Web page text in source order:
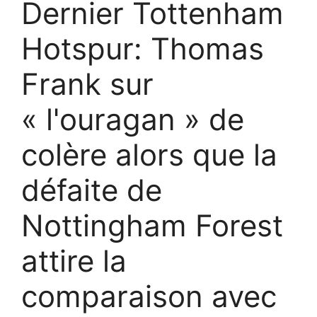
Dernier Tottenham
Hotspur: Thomas
Frank sur
« l'ouragan » de
colère alors que la
défaite de
Nottingham Forest
attire la
comparaison avec